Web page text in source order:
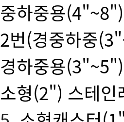
중하중용
2번(경중하중
경하중용
소형(2") 스테인